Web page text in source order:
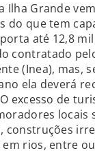
Ilha Grande
do que tem
até 12,8 mil
contratado
(Inea), mas,
ela deverá
excesso de
locais
construções
rios, entre